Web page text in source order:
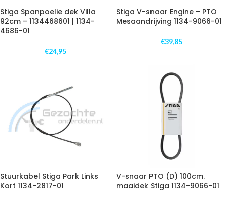
Stiga Spanpoelie dek Villa
92cm – 1134468601 | 1134-
4686-01
€24,95
Stiga V-snaar Engine – PTO
Mesaandrijving 1134-9066-01
€39,85
Stuurkabel Stiga Park Links
Kort 1134-2817-01
V-snaar PTO (D) 100cm.
maaidek Stiga 1134-9066-01